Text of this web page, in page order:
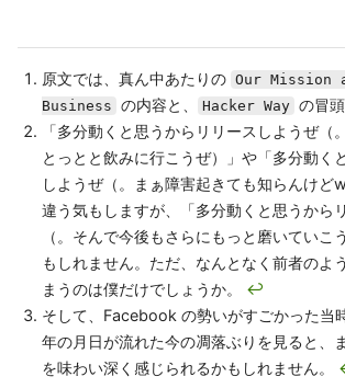
原文では、真ん中あたりの Our Mission
Business の内容と、 Hacker Way の冒
「多分動くと思うからリリースしようぜ（
とっとと飲みに行こうぜ）」や「多分動く
しようぜ（。まぁ障害起きても知らんけど
違う気もしますが、「多分動くと思うから
（。そんで今後もさらにもっと磨いていこ
もしれません。ただ、なんとなく前者のよ
まうのは僕だけでしょうか。 ↩
そして、Facebook の勢いがすごかった当
年の月日が流れた今の凋落ぶりを見ると、
を味わい深く感じられるかもしれません。